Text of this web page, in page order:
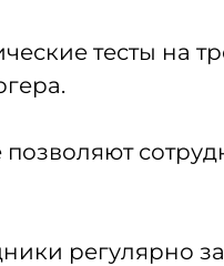
тесты на
регулярно